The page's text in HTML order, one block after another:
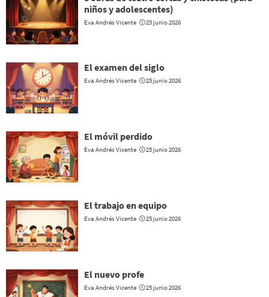
niños y adolescentes)
Eva Andrés Vicente 25 junio 2026
El examen del siglo
Eva Andrés Vicente 25 junio 2026
El móvil perdido
Eva Andrés Vicente 25 junio 2026
El trabajo en equipo
Eva Andrés Vicente 25 junio 2026
El nuevo profe
Eva Andrés Vicente 25 junio 2026